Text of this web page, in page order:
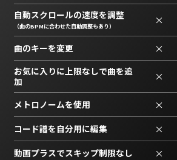
自動スクロールの速度を調整
（曲のBPMに合わせた自動調整もあり） ×
曲のキーを変更 ×
お気に入りに上限なしで曲を追
加
×
メトロノームを使用 ×
コード譜を自分用に編集 ×
動画プラスでスキップ制限なし ×